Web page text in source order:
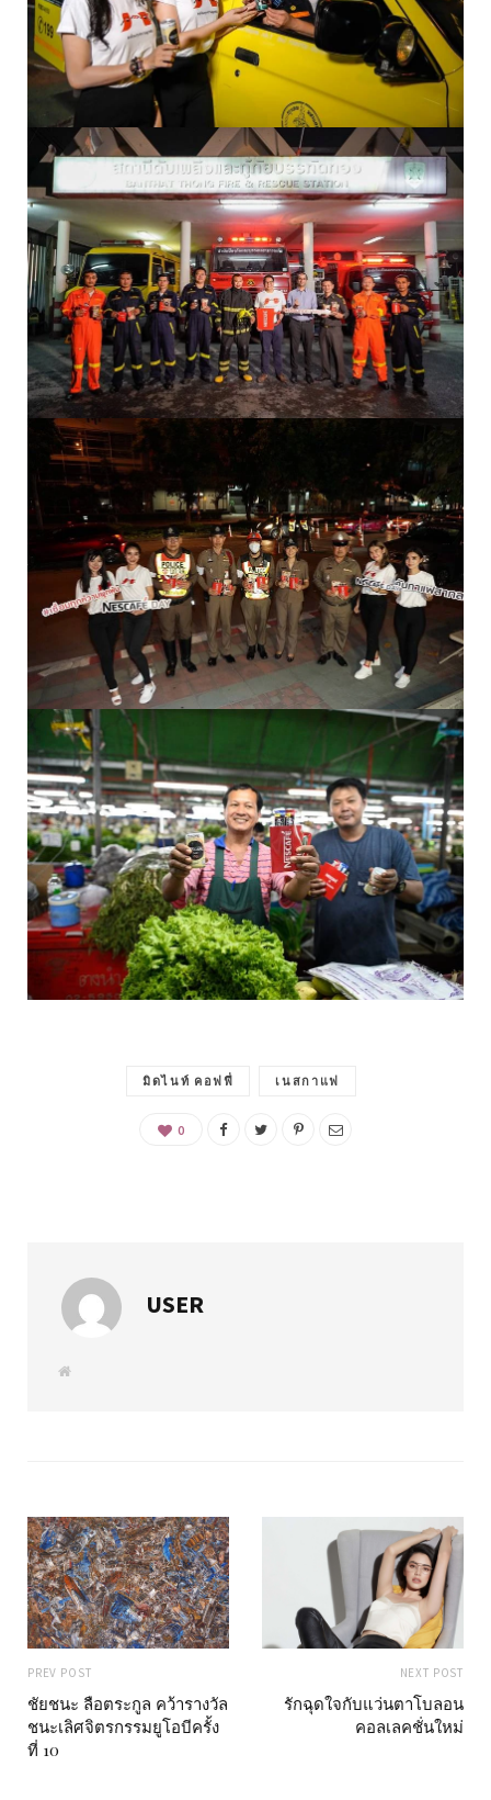
มิดไนท์ คอฟฟี่ เนสกาแฟ
0
USER
W
PREV POST
ชัยชนะ ลือตระกูล คว้ารางวัล
ชนะเลิศจิตรกรรมยูโอบีครั้ง
ที่ 10
NEXT POST
รักฉุดใจกับแว่นตาโบลอน
คอลเลคชั่นใหม่